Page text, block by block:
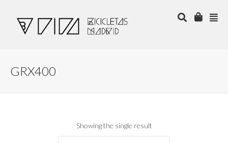
GRX400
Showing the single result